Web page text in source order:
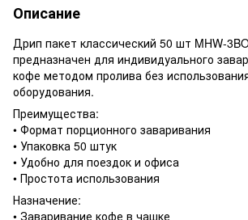
Описание
Дрип пакет классический 50 шт MHW-
предназначен для индивидуального
кофе методом пролива без
оборудования.
Преимущества:
• Формат порционного заваривания
• Упаковка 50 штук
• Удобно для поездок и офиса
• Простота использования
Назначение:
• Заваривание кофе в чашке